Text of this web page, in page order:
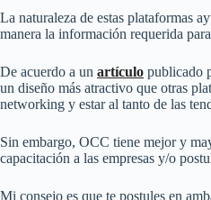
La naturaleza de estas plataformas
manera la información requerida
De acuerdo a un artículo publicado
un diseño más atractivo que otras
networking y estar al tanto de las
Sin embargo, OCC tiene mejor y
capacitación a las empresas y/o
Mi consejo es que te postules en